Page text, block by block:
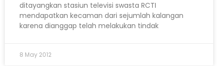
ditayangkan stasiun televisi swasta RCTI
mendapatkan kecaman dari sejumlah kalangan
karena dianggap telah melakukan tindak
8 May 2012